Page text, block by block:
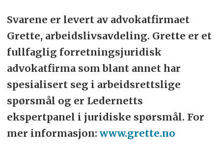
Svarene er levert av advokatfirmaet
Grette, arbeidslivsavdeling. Grette er et
fullfaglig forretningsjuridisk
advokatfirma som blant annet har
spesialisert seg i arbeidsrettslige
spørsmål og er Ledernetts
ekspertpanel i juridiske spørsmål. For
mer informasjon: www.grette.no